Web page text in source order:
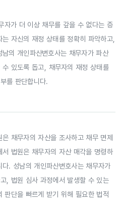
자가 더 이상 채무를 갚을 수 없다는 증
자신의 재정 상태를 정확히 파악하고,
의 개인파산변호사는 채무자가 파산
있도록 돕고, 채무자의 재정 상태를
를 판단합니다.
채무자의 자산을 조사하고 채무 면제
법원은 채무자의 자산 매각을 명령하
. 성남의 개인파산변호사는 채무자가
, 법원 심사 과정에서 발생할 수 있는
판단을 빠르게 받기 위해 필요한 법적